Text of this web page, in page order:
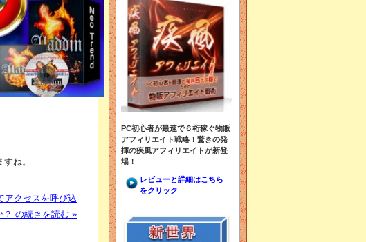
ね。
アクセスを呼び込
？ の続きを読む »
PC初心者が最速で６桁稼ぐ物販
アフィリエイト戦略！驚きの発
揮の疾風アフィリエイトが新登
場！
レビューと詳細はこちら
をクリック